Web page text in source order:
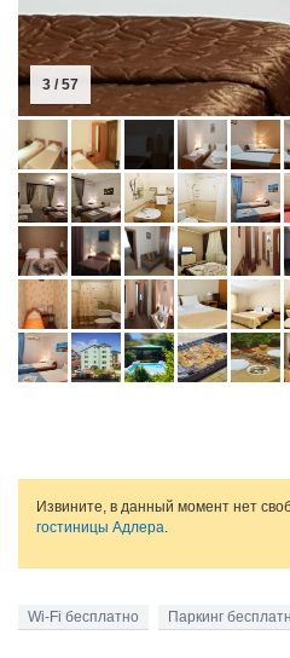
3 / 57
Извините, в данный момент нет
гостиницы Адлера.
Wi-Fi бесплатно Паркинг